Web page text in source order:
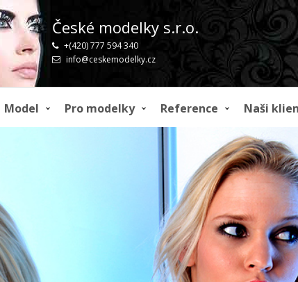
České modelky s.r.o.
+(420) 777 594 340
info@ceskemodelky.cz
Model Pro modelky Reference Naši